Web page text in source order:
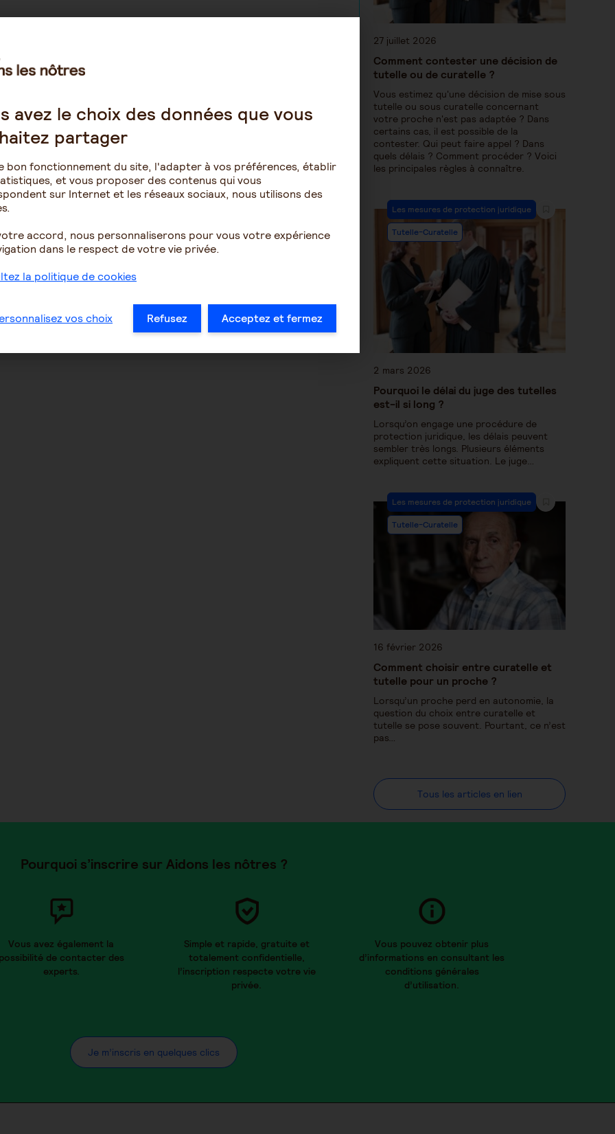
Bastien
renforcée sans
mis au courant
kenoa87
tutelle enfant majeur handicapé
27 juillet 2026
Comment contester une décision de
tutelle ou de curatelle ?
Vous estimez qu'une décision de mise sous
tutelle ou sous curatelle concernant
votre proche n'est pas adaptée ? Dans
certains cas, il est possible de la
contester. Qui peut faire appel ? Dans
quels délais ? Comment procéder ? Voici
les principales règles à connaître.
Les mesures de protection juridique
Tutelle-Curatelle
2 mars 2026
Pourquoi le délai du juge des tutelles
est-il si long ?
Lorsqu’on engage une procédure de
protection juridique, les délais peuvent
sembler très longs. Plusieurs éléments
expliquent cette situation. Le juge…
Les mesures de protection juridique
Tutelle-Curatelle
16 février 2026
Comment choisir entre curatelle et
tutelle pour un proche ?
Lorsqu’un proche perd en autonomie, la
question du choix entre curatelle et
tutelle se pose souvent. Pourtant, ce n’est
pas…
Tous les articles en lien
Pourquoi s’inscrire sur Aidons les nôtres ?
Vous avez également la
possibilité de contacter des
experts.
Simple et rapide, gratuite et
totalement confidentielle,
l’inscription respecte votre vie
privée.
Vous pouvez obtenir plus
d’informations en consultant les
conditions générales
d’utilisation.
Je m’inscris en quelques clics
avez le choix des données que vous
partager
bon fonctionnement du site, l'adapter à vos préférences, établir
et vous proposer des contenus qui vous
sur Internet et les réseaux sociaux, nous utilisons des
accord, nous personnaliserons pour vous votre expérience
dans le respect de votre vie privée.
la politique de cookies
vos choix Refusez Acceptez et fermez